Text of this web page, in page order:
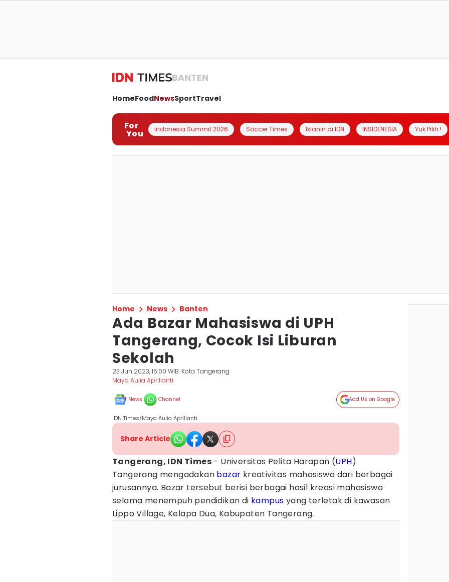
BANTEN
HomeFoodNewsSportTravel
For
You Indonesia Summit 2026 Soccer Times Iklanin di IDN INSIDENESIA Yuk Pilih !
Home News Banten
Ada Bazar Mahasiswa di UPH
Tangerang, Cocok Isi Liburan
Sekolah
23 Jun 2023, 15:00 WIB Kota Tangerang
Maya Aulia Aprilianti
News Channel Add Us on Google
IDN Times/Maya Aulia Aprilianti
Share Article
Tangerang, IDN Times - Universitas Pelita Harapan (UPH)
Tangerang mengadakan bazar kreativitas mahasiswa dari berbagai
jurusannya. Bazar tersebut berisi berbagai hasil kreasi mahasiswa
selama menempuh pendidikan di kampus yang terletak di kawasan
Lippo Village, Kelapa Dua, Kabupaten Tangerang.